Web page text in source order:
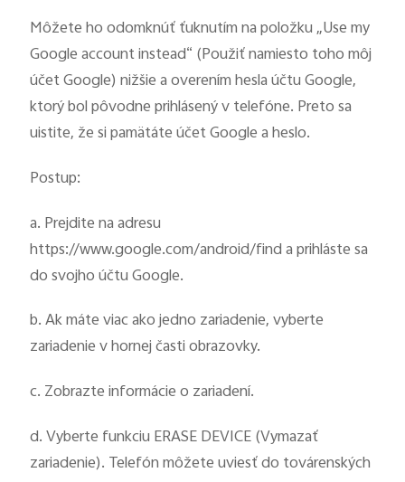
Môžete ho odomknúť ťuknutím na položku „Use my
Google account instead“ (Použiť namiesto toho môj
účet Google) nižšie a overením hesla účtu Google,
ktorý bol pôvodne prihlásený v telefóne. Preto sa
uistite, že si pamätáte účet Google a heslo.
Postup:
a. Prejdite na adresu
https://www.google.com/android/find a prihláste sa
do svojho účtu Google.
b. Ak máte viac ako jedno zariadenie, vyberte
zariadenie v hornej časti obrazovky.
c. Zobrazte informácie o zariadení.
d. Vyberte funkciu ERASE DEVICE (Vymazať
zariadenie). Telefón môžete uviesť do továrenských